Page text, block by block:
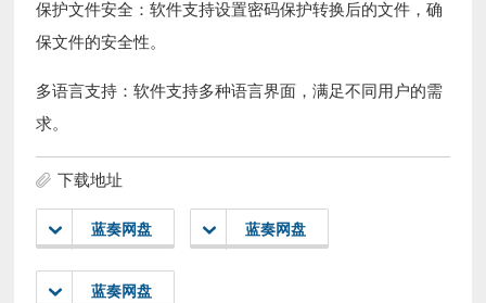
保护文件安全：软件支持设置密码保护转换后的文件，确
保文件的安全性。
多语言支持：软件支持多种语言界面，满足不同用户的需
求。
下载地址
蓝奏网盘 蓝奏网盘
蓝奏网盘